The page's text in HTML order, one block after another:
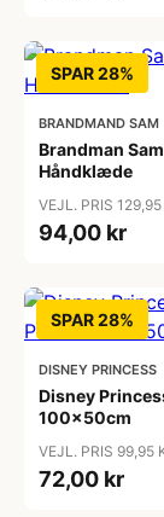
SPAR 28%
BRANDMAND SAM
Brandman Sam
Håndklæde
VEJL. PRIS 129,95
94,00 kr
SPAR 28%
DISNEY PRINCESS
Disney
100x50cm
VEJL. PRIS 99,95
72,00 kr